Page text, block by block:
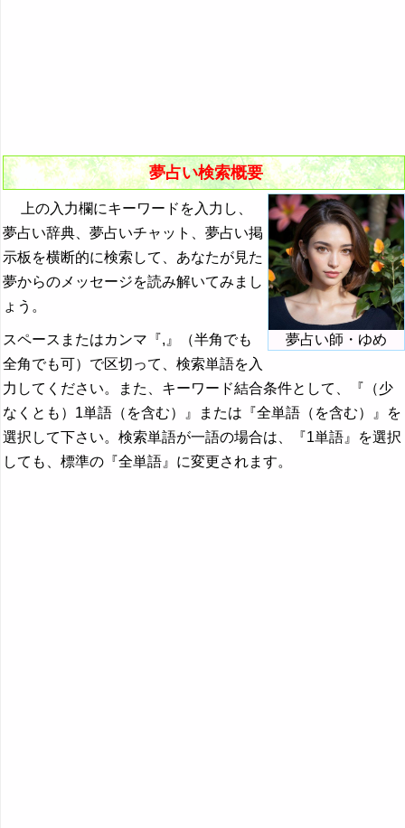
夢占い検索概要
夢占い師・ゆめ
上の入力欄にキーワードを入力し、
夢占い辞典、夢占いチャット、夢占い掲
示板を横断的に検索して、あなたが見た
夢からのメッセージを読み解いてみまし
ょう。
スペースまたはカンマ『,』（半角でも
全角でも可）で区切って、検索単語を入
力してください。また、キーワード結合条件として、『（少
なくとも）1単語（を含む）』または『全単語（を含む）』を
選択して下さい。検索単語が一語の場合は、『1単語』を選択
しても、標準の『全単語』に変更されます。